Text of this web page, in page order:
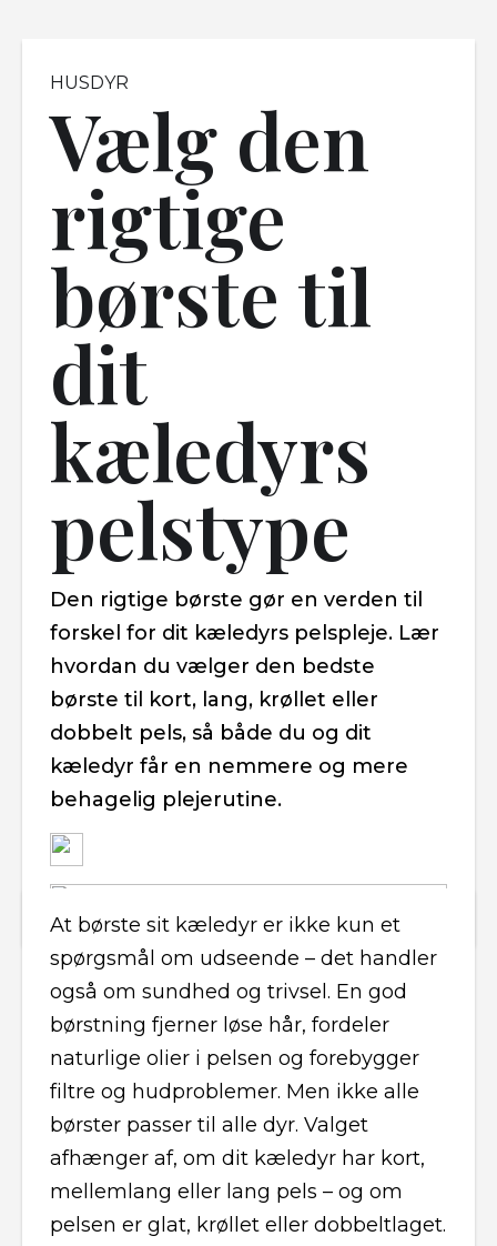
Vælg den
rigtige
børste til
dit
kæledyrs
pelstype
HUSDYR
Den rigtige børste gør en verden til
forskel for dit kæledyrs pelspleje. Lær
hvordan du vælger den bedste
børste til kort, lang, krøllet eller
dobbelt pels, så både du og dit
kæledyr får en nemmere og mere
behagelig plejerutine.
At børste sit kæledyr er ikke kun et
spørgsmål om udseende – det handler
også om sundhed og trivsel. En god
børstning fjerner løse hår, fordeler
naturlige olier i pelsen og forebygger
filtre og hudproblemer. Men ikke alle
børster passer til alle dyr. Valget
afhænger af, om dit kæledyr har kort,
mellemlang eller lang pels – og om
pelsen er glat, krøllet eller dobbeltlaget.